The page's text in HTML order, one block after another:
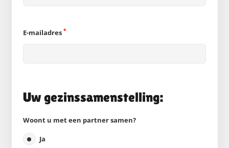
E-mailadres *
Uw gezinssamenstelling:
Woont u met een partner samen?
Ja